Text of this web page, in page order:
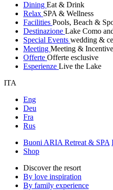
Dining Eat & Drink
Relax SPA & Wellness
Facilities Pools, Beach &
Destinazione Lake Como
Special Events wedding &
Meeting Meeting &
Offerte Offerte esclusive
Esperienze Live the Lake
ITA
Eng
Deu
Fra
Rus
Buoni ARIA Retreat & SPA
Shop
Discover the resort
By love inspiration
By family experience